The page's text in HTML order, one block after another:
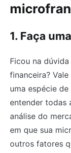
1. Faça
Ficou na
financeira?
uma espécie
entender todas
análise do
em que sua
outros fatores